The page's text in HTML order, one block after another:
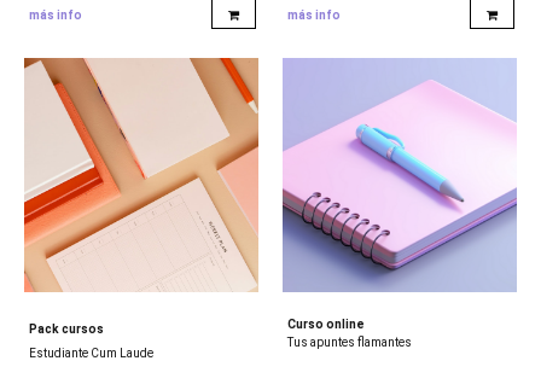
más info más info
Pack cursos
Estudiante Cum Laude
Curso online
Tus apuntes flamantes